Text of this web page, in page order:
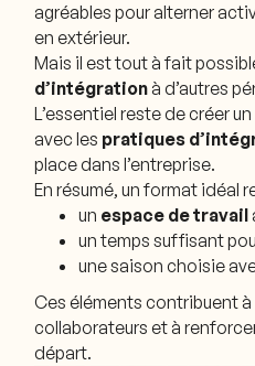
agréables pour alterner
en extérieur.
Mais il est tout à fait
d’intégration à d’autres
L’essentiel reste de créer
avec les pratiques
place dans l’entreprise.
En résumé, un format idéal
un espace de travail
un temps suffisant
une saison choisie
Ces éléments contribuent à
collaborateurs et à
départ.